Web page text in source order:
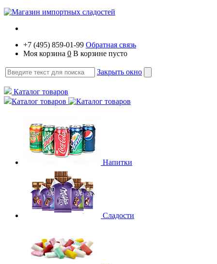
+7 (495) 859-01-99 Обратная связь
Моя корзина 0 В корзине пусто
Закрыть окно
Каталог товаров
Каталог товаров
Напитки
Сладости